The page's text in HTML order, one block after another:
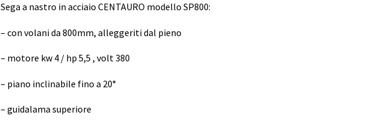
Sega a nastro in acciaio CENTAURO modello SP800:
– con volani da 800mm, alleggeriti dal pieno
– motore kw 4 / hp 5,5 , volt 380
– piano inclinabile fino a 20°
– guidalama superiore